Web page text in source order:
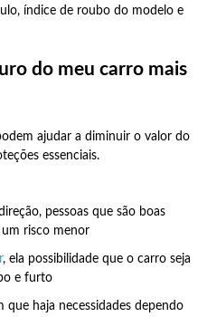
índice de roubo do modelo e
do meu carro mais
ajudar a diminuir o valor do
essenciais.
pessoas que são boas
risco menor
, ela possibilidade que o carro seja
e furto
que haja necessidades dependo